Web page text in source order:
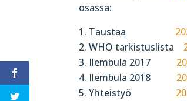
osassa:
Taustaa
WHO tarkistuslista
Ilembula 2017
Ilembula 2018
Yhteistyö